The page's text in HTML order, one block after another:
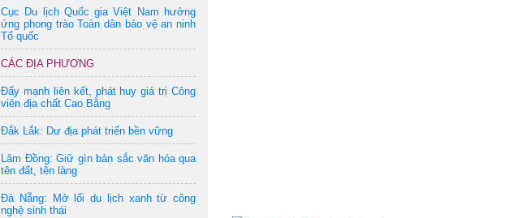
Cục Du lịch Quốc gia Việt Nam hưởng
ứng phong trào Toàn dân bảo vệ an ninh
Tổ quốc
CÁC ĐỊA PHƯƠNG
Đẩy mạnh liên kết, phát huy giá trị Công
viên địa chất Cao Bằng
Đắk Lắk: Dư địa phát triển bền vững
Lâm Đồng: Giữ gìn bản sắc văn hóa qua
tên đất, tên làng
Đà Nẵng: Mở lối du lịch xanh từ công
nghệ sinh thái